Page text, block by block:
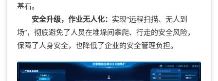
基石。
安全升级，作业无人化： 实现“远程扫描、无人到
场”，彻底避免了人员在堆垛间攀爬、行走的安全风险，
保障了人身安全，也降低了企业的安全管理负担。